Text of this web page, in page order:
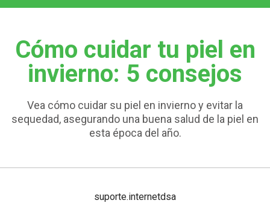
Cómo cuidar tu piel en
invierno: 5 consejos
Vea cómo cuidar su piel en invierno y evitar la
sequedad, asegurando una buena salud de la piel en
esta época del año.
suporte.internetdsa